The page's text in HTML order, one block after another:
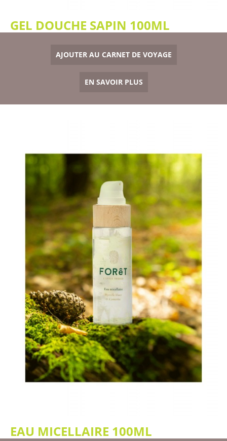
GEL DOUCHE SAPIN 100ML
AJOUTER AU CARNET DE VOYAGE
EN SAVOIR PLUS
EAU MICELLAIRE 100ML